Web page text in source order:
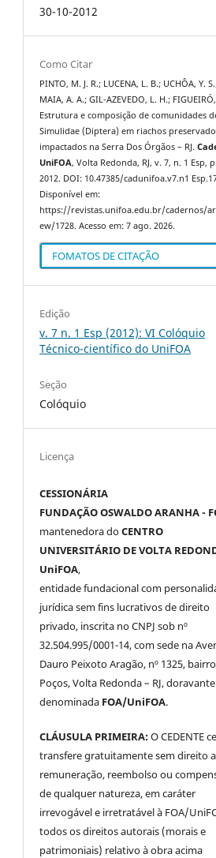
30-10-2012
Como Citar
PINTO, M. J. R.; LUCENA, L. B.; UCHÔA, Y.
MAIA, A. A.; GIL-AZEVEDO, L. H.;
Estrutura e composição de comunidades
Simulidae (Diptera) em riachos
impactados na Serra Dos Órgãos – RJ.
UniFOA, Volta Redonda, RJ, v. 7, n. 1 Esp,
2012. DOI: 10.47385/cadunifoa.v7.n1
Disponível em:
https://revistas.unifoa.edu.br/cadernos/
ew/1728. Acesso em: 7 ago. 2026.
FOMATOS DE CITAÇÃO
Edição
v. 7 n. 1 Esp (2012): VI Colóquio
Técnico-científico do UniFOA
Seção
Colóquio
Licença
CESSIONÁRIA
FUNDAÇÃO OSWALDO ARANHA -
mantenedora doCENTRO
UNIVERSITÁRIO DE VOLTA
UniFOA,
entidade fundacional com
jurídica sem fins lucrativos de direito
privado, inscrita no CNPJ sob nº
32.504.995/0001-14, com sede na
Dauro Peixoto Aragão, nº 1325,
Poços, Volta Redonda – RJ, doravante
denominada FOA/UniFOA.
CLÁUSULA PRIMEIRA:O CEDENTE
transfere gratuitamente sem direito a
remuneração, reembolso ou
de qualquer natureza, em caráter
irrevogável e irretratável à FOA/
todos os direitos autorais (morais e
patrimoniais) relativo à obra acima